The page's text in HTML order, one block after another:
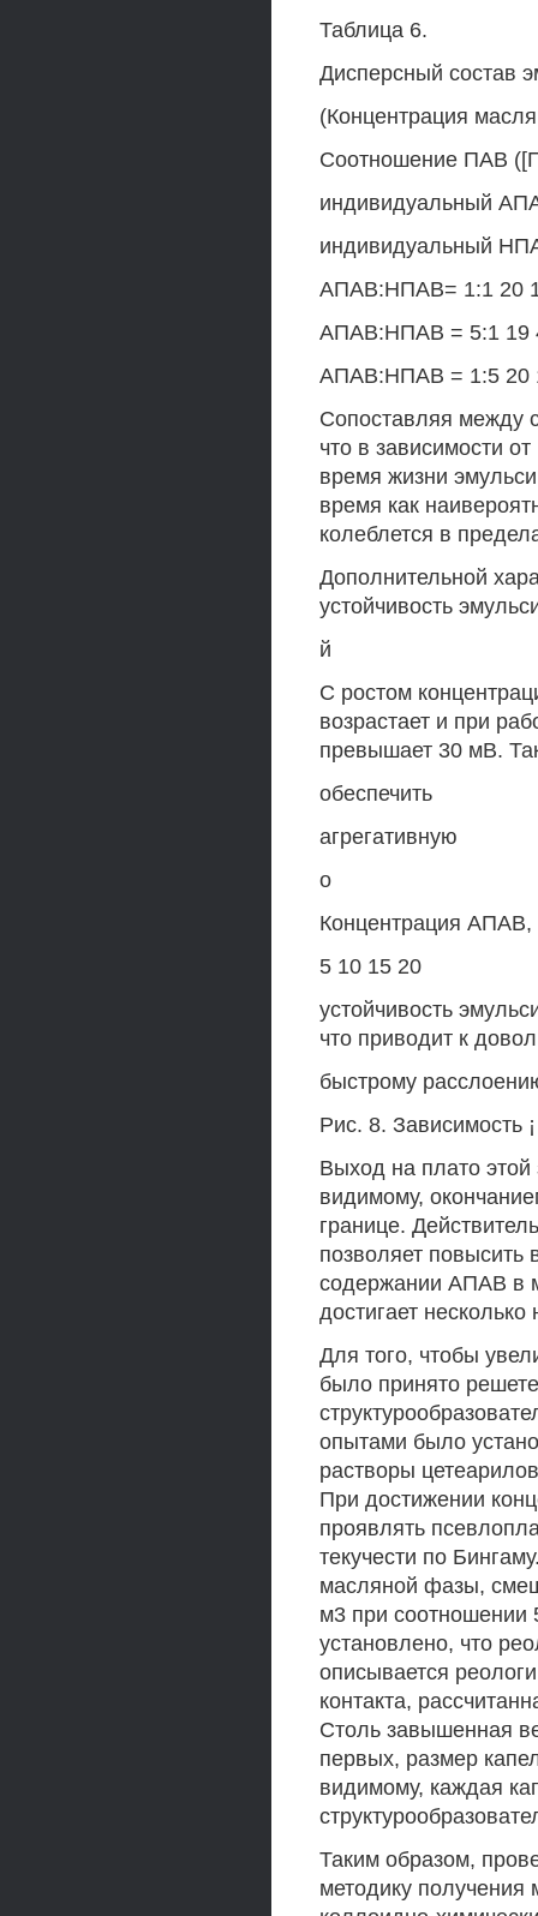
Таблица 6.
Дисперсный состав
(Концентрация
Соотношение ПАВ
индивидуальный
индивидуальный
АПАВ:НПАВ= 1:1 20
АПАВ:НПАВ = 5:1 19
АПАВ:НПАВ = 1:5 20
Сопоставляя между
что в зависимости
время жизни
время как
колеблется в
Дополнительной
устойчивость
й
С ростом
возрастает и при
превышает 30 мВ.
обеспечить
агрегативную
о
Концентрация
5 10 15 20
устойчивость
что приводит к
быстрому
Рис. 8. Зависимость
Выход на плато
видимому,
границе.
позволяет повысить
содержании АПАВ в
достигает несколько
Для того, чтобы
было принято
опытами было
растворы
При достижении
проявлять
текучести по
масляной фазы,
м3 при соотношении
установлено, что
описывается
контакта,
Столь завышенная
первых, размер
видимому, каждая
Таким образом,
методику получения